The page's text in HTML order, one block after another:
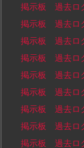
掲示板 過去ロ
掲示板 過去ロ
掲示板 過去ロ
掲示板 過去ロ
掲示板 過去ロ
掲示板 過去ロ
掲示板 過去ロ
掲示板 過去ロ
掲示板 過去ロ